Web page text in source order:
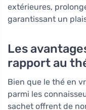
extérieures,
garantissant un
Les
rapport au
Bien que le thé en
parmi les
sachet offrent de